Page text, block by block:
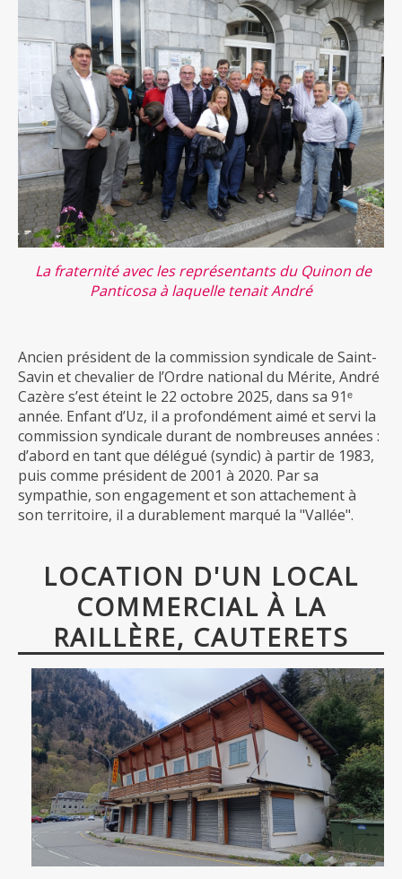
La fraternité avec les représentants du Quinon de
Panticosa à laquelle tenait André
Ancien président de la commission syndicale de Saint-
Savin et chevalier de l’Ordre national du Mérite, André
Cazère s’est éteint le 22 octobre 2025, dans sa 91ᵉ
année. Enfant d’Uz, il a profondément aimé et servi la
commission syndicale durant de nombreuses années :
d’abord en tant que délégué (syndic) à partir de 1983,
puis comme président de 2001 à 2020. Par sa
sympathie, son engagement et son attachement à
son territoire, il a durablement marqué la "Vallée".
LOCATION D'UN LOCAL
COMMERCIAL À LA
RAILLÈRE, CAUTERETS